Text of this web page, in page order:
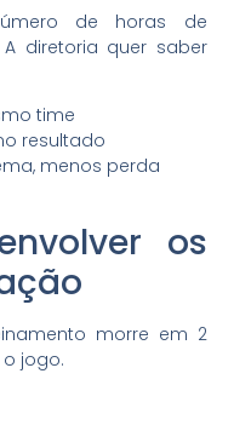
de horas de
diretoria quer saber
time
resultado
menos perda
os
morre em 2
jogo.